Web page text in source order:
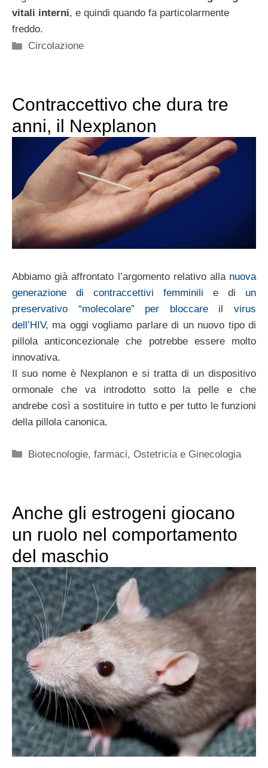
vitali interni, e quindi quando fa particolarmente
freddo.
Categorie
Circolazione
Contraccettivo che dura tre
anni, il Nexplanon
Abbiamo già affrontato l’argomento relativo alla nuova
generazione di contraccettivi femminili e di un
preservativo “molecolare” per bloccare il virus
dell’HIV, ma oggi vogliamo parlare di un nuovo tipo di
pillola anticoncezionale che potrebbe essere molto
innovativa.
Il suo nome è Nexplanon e si tratta di un dispositivo
ormonale che va introdotto sotto la pelle e che
andrebe così a sostituire in tutto e per tutto le funzioni
della pillola canonica.
Categorie
Biotecnologie,farmaci,Ostetricia e Ginecologia
Anche gli estrogeni giocano
un ruolo nel comportamento
del maschio